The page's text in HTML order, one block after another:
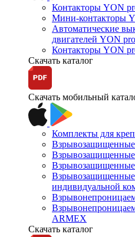
Контакторы YON
Мини-контакторы
Автоматические
двигателей YON pro
Контакторы YON
Скачать каталог
Скачать мобильный
Комплекты для
Взрывозащищенные
индивидуальной
ARMEX
Скачать каталог